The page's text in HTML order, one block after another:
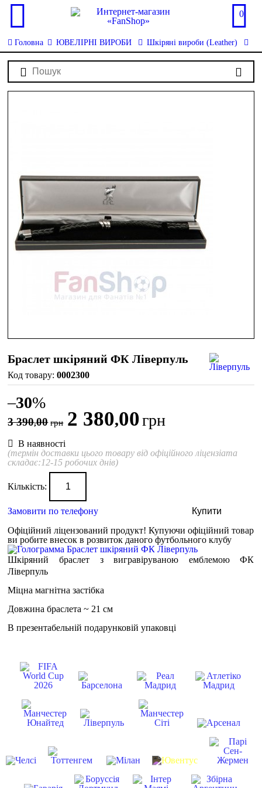
0
Головна ЮВЕЛІРНІ ВИРОБИ Шкіряні вироби (Leather)
Браслет шкіряний ФК Ліверпуль
0002300
–30%
3 390,00 грн 2 380,00грн
В наявності
(термін доставки цього товару від офіційного ліцензіата
складає:12-15 робочих днів)
Кількість:
Замовити по телефону
Купити
Офіційний ліцензований продукт!Купуючи офіційний товар
ви робите внесок в розвиток даного футбольного клубу
Шкіряний браслет з вигравіруваною емблемою ФК
Ліверпуль
Міцна магнітна застібка
Довжина браслета ~ 21 см
В презентабельній подарунковій упаковці